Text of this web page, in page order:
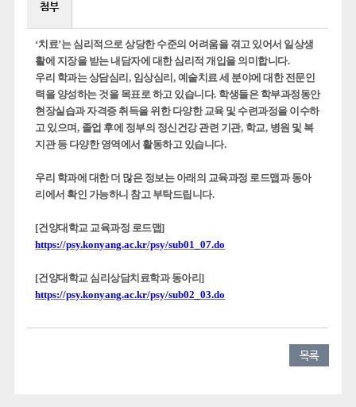
첨부
‘치료’는 심리적으로 상당한 수준의 어려움을 겪고 있어서 일상생
활에 지장을 받는 내담자에 대한 심리적 개입을 의미합니다.
우리 학과는 상담심리 , 임상심리 , 예술치료 세 분야에 대한 전문인
력을 양성하는 것을 목표로 하고 있습니다. 학생들은 학부과정동안
현장실습과 자격증 취득을 위한 다양한 교육 및 수련과정을 이수하
고 있으며 , 졸업 후에 정부의 정신건강 관련 기관, 학교, 병원 및 복
지관 등 다양한 영역에서 활동하고 있습니다.
우리 학과에 대한 더 많은 정보는 아래의 교육과정 로드맵과 동아
리에서 확인 가능하니 참고 부탁드립니다.
[건양대학교 교육과정 로드맵]
https://psy.konyang.ac.kr/psy/sub01_07.do
[건양대학교 심리상담치료학과 동아리]
https://psy.konyang.ac.kr/psy/sub02_03.do
목록